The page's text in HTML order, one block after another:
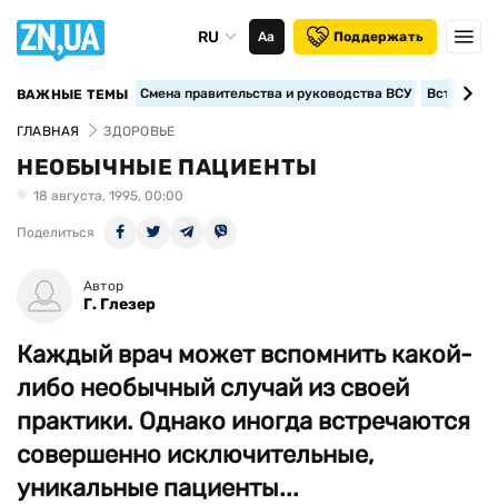
RU Аа Поддержать
ВАЖНЫЕ ТЕМЫ Смена правительства и руководства ВСУ
ГЛАВНАЯ ЗДОРОВЬЕ
НЕОБЫЧНЫЕ ПАЦИЕНТЫ
18 августа, 1995, 00:00
Поделиться
Автор
Г. Глезер
Каждый врач может вспомнить какой-
либо необычный случай из своей
практики. Однако иногда встречаются
совершенно исключительные,
уникальные пациенты...